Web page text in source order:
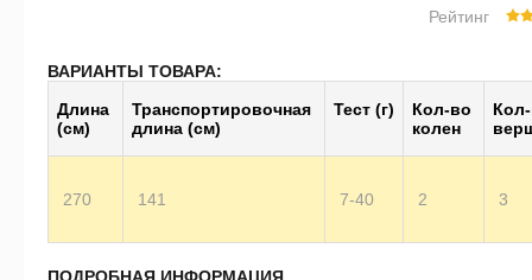
Рейтинг
ВАРИАНТЫ ТОВАРА:
Длина
(см)
Транс­пор­тиро­воч­ная
длина (см)
Тест (г)
Кол-во
колен
270 141 7-40 2 3
ПОДРОБНАЯ ИНФОРМАЦИЯ